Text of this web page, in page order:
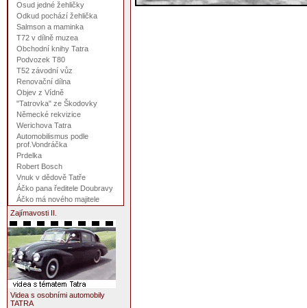
Osud jedné žehličky
Odkud pochází žehlička
Salmson a maminka
T72 v dílně muzea
Obchodní knihy Tatra
Podvozek T80
T52 závodní vůz
Renovační dílna
Objev z Vídně
"Tatrovka" ze Škodovky
Německé rekvizice
Werichova Tatra
Automobilismus podle
prof.Vondráčka
Prdelka
Robert Bosch
Vnuk v dědově Tatře
Áčko pana ředitele Doubravy
Áčko má nového majitele
Zajímavosti II.
Videa s osobními automobily
TATRA